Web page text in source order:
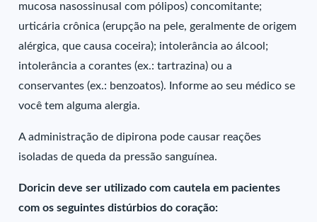
mucosa nasossinusal com pólipos) concomitante;
urticária crônica (erupção na pele, geralmente de origem
alérgica, que causa coceira); intolerância ao álcool;
intolerância a corantes (ex.: tartrazina) ou a
conservantes (ex.: benzoatos). Informe ao seu médico se
você tem alguma alergia.
A administração de dipirona pode causar reações
isoladas de queda da pressão sanguínea.
Doricin deve ser utilizado com cautela em pacientes
com os seguintes distúrbios do coração: